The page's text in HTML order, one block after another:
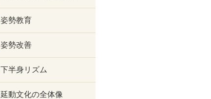
姿勢教育
姿勢改善
下半身リズム
延動文化の全体像